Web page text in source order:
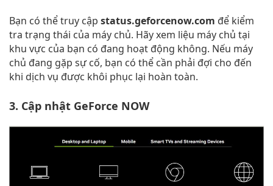
Bạn có thể truy cập status.geforcenow.com để kiểm
tra trạng thái của máy chủ. Hãy xem liệu máy chủ tại
khu vực của bạn có đang hoạt động không. Nếu máy
chủ đang gặp sự cố, bạn có thể cần phải đợi cho đến
khi dịch vụ được khôi phục lại hoàn toàn.
3. Cập nhật GeForce NOW